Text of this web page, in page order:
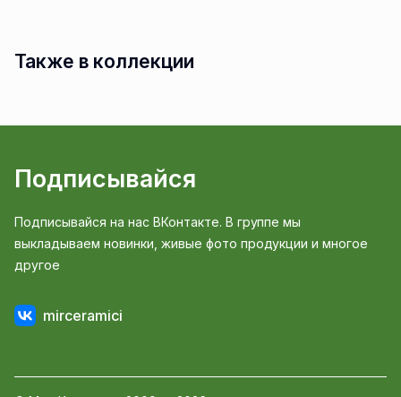
Также в коллекции
Подписывайся
Подписывайся на нас ВКонтакте. В группе мы
выкладываем новинки, живые фото продукции и многое
другое
mirceramici